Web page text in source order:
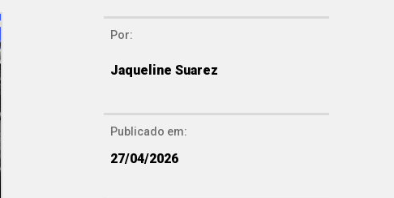
Por:
Jaqueline Suarez
Publicado em:
27/04/2026